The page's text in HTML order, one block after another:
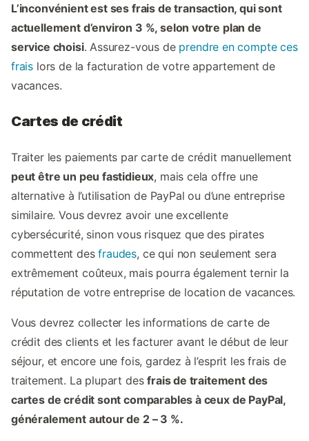
L’inconvénient est ses frais de transaction, qui sont
actuellement d’environ 3 %, selon votre plan de
service choisi. Assurez-vous de prendre en compte ces
frais lors de la facturation de votre appartement de
vacances.
Cartes de crédit
Traiter les paiements par carte de crédit manuellement
peut être un peu fastidieux, mais cela offre une
alternative à l’utilisation de PayPal ou d’une entreprise
similaire. Vous devrez avoir une excellente
cybersécurité, sinon vous risquez que des pirates
commettent desfraudes, ce qui non seulement sera
extrêmement coûteux, mais pourra également ternir la
réputation de votre entreprise de location de vacances.
Vous devrez collecter les informations de carte de
crédit des clients et les facturer avant le début de leur
séjour, et encore une fois, gardez à l’esprit les frais de
traitement. La plupart desfrais de traitement des
cartes de crédit sont comparables à ceux de PayPal,
généralement autour de 2 – 3 %.